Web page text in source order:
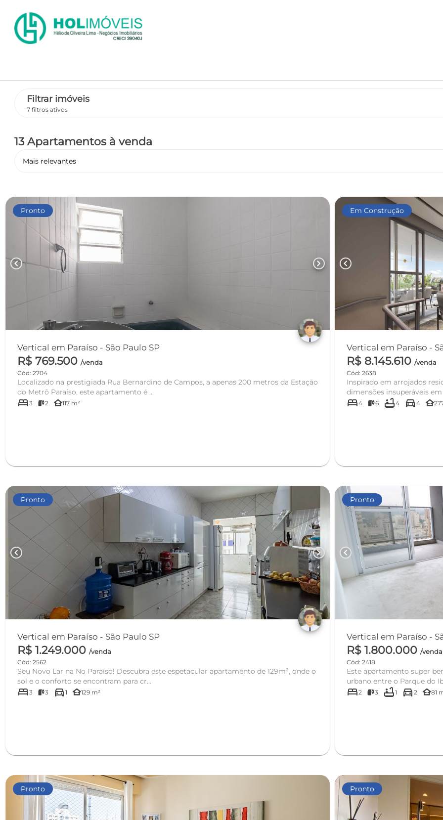
Filtrar imóveis
7 filtros ativos
13 Apartamentos à venda
Mais relevantes
Pronto
chevron_left chevron_right
Vertical em Paraíso - São Paulo SP
R$ 769.500 /venda
Cód: 2704
Localizado na prestigiada Rua Bernardino de Campos, a apenas 200 metros da Estação
do Metrô Paraíso, este apartamento é ...
bed3 2 other_houses117 m²
Em Construção
chevron_left
Vertical em Paraíso -
R$ 8.145.610/venda
Cód: 2638
Inspirado em arrojados
dimensões insuperáveis
bed4 6 bathtub4 directions_car 4 other_houses
Pronto
chevron_left chevron_right
Vertical em Paraíso - São Paulo SP
R$ 1.249.000 /venda
Cód: 2562
Seu Novo Lar na No Paraíso! Descubra este espetacular apartamento de 129m², onde o
sol e o conforto se encontram para cr...
bed3 3 directions_car 1 other_houses129 m²
Pronto
chevron_left
Vertical em Paraíso -
R$ 1.800.000/venda
Cód: 2418
Este apartamento super
urbano entre o Parque do
bed2 3 bathtub1 directions_car 2 other_houses81
Pronto Pronto